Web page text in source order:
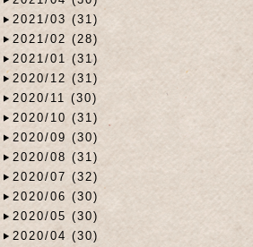
2021/03 (31)
2021/02 (28)
2021/01 (31)
2020/12 (31)
2020/11 (30)
2020/10 (31)
2020/09 (30)
2020/08 (31)
2020/07 (32)
2020/06 (30)
2020/05 (30)
2020/04 (30)